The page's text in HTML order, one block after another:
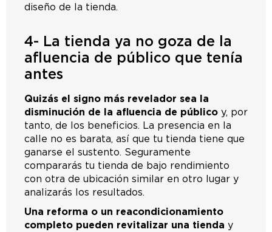
diseño de la tienda.
4- La tienda ya no goza de la
afluencia de público que tenía
antes
Quizás el signo más revelador sea la
disminución de la afluencia de público y, por
tanto, de los beneficios. La presencia en la
calle no es barata, así que tu tienda tiene que
ganarse el sustento. Seguramente
compararás tu tienda de bajo rendimiento
con otra de ubicación similar en otro lugar y
analizarás los resultados.
Una reforma o un reacondicionamiento
completo pueden revitalizar una tienda y